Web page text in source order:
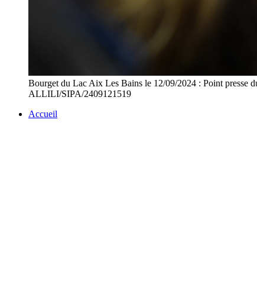
Bourget du Lac Aix Les Bains le 12/09/2024 : Point
ALLILI/SIPA/2409121519
Accueil